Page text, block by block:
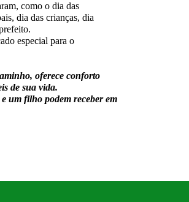
como o dia das
dia das crianças, dia
especial para o
oferece conforto
de sua vida.
um filho podem receber em